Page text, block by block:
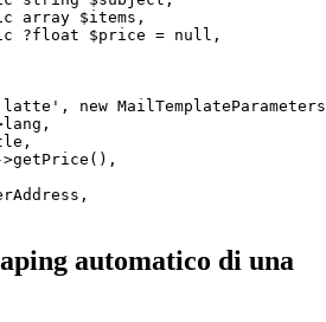
new
automatico di una